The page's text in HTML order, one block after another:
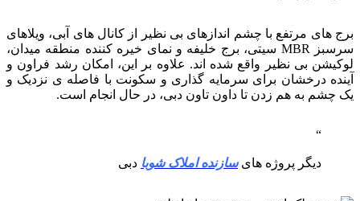
برج های مرتفع با چشم اندازهای بی نظیر از کانال های آبی، ویلاهای
سرسبز MBR سیتی، برج خلیفه و نمای خیره کننده منطقه میدان،
لوکیشن بی نظیر واقع شده اند. علاوه بر این، امکان رشد فراون و
آینده درخشان برای سرمایه گذاری و سکونت با فاصله ی نزدیک و
یک چشم به هم زدن تا داون تاون دبی، در حال انجام است.
دیگر پروژه هایسازنده املاک شوبا دبی